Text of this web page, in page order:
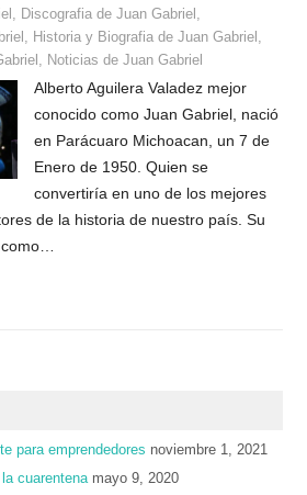
Discografia de Juan Gabriel
Historia y Biografia de Juan Gabriel
Noticias de Juan Gabriel
Alberto Aguilera Valadez mejor
conocido como Juan Gabriel, nació
en Parácuaro Michoacan, un 7 de
Enero de 1950. Quien se
convertiría en uno de los mejores
de la historia de nuestro país. Su
para emprendedores noviembre 1, 2021
la cuarentena mayo 9, 2020